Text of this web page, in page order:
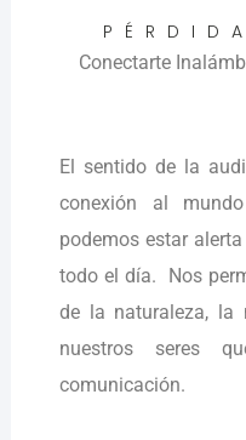
Conectarte
El sentido de la
conexión al
podemos estar
todo el día. Nos
de la naturaleza, la
nuestros seres
comunicación.